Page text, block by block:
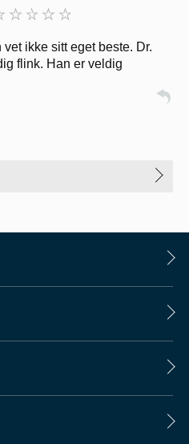
ikke sitt eget beste. Dr.
flink. Han er veldig